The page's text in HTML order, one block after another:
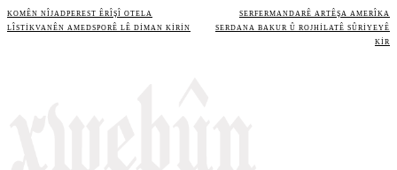
KOMÊN NÎJADPEREST ÊRÎŞÎ OTELA
LÎSTIKVANÊN AMEDSPORÊ LÊ DIMAN KIRIN
SERFERMANDARÊ ARTÊŞA AMERÎKA
SERDANA BAKUR Û ROJHILATÊ SÛRIYEYÊ
KIR